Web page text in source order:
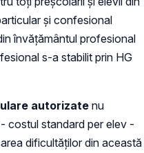
și confesional
învățământul profesional
s-a stabilit prin HG
autorizate nu
costul standard per elev -
dificultăților din această